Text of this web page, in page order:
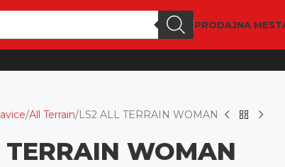
PRODAJNA
All Terrain LS2 ALL TERRAIN WOMAN
WOMAN